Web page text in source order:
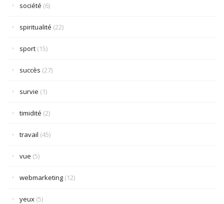
société (6)
spiritualité (22)
sport (15)
succès (27)
survie (1)
timidité (2)
travail (45)
vue (5)
webmarketing (12)
yeux (5)